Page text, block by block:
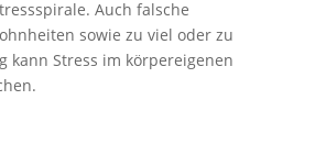
Auch falsche
sowie zu viel oder zu
kann Stress im körpereigenen